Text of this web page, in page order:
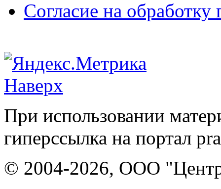
Согласие на
Наверх
При использовании
гиперссылка на портал
© 2004-2026, ООО "Центр